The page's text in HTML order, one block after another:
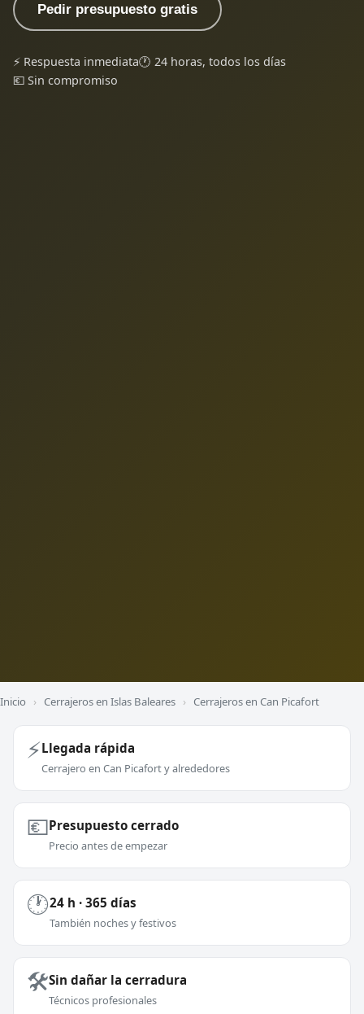
Pedir presupuesto gratis
⚡ Respuesta inmediata🕐 24 horas, todos los días
💶 Sin compromiso
Inicio › Cerrajeros en Islas Baleares › Cerrajeros en Can Picafort
⚡Llegada rápida
Cerrajero en Can Picafort y alrededores
💶Presupuesto cerrado
Precio antes de empezar
🕐24 h · 365 días
También noches y festivos
🛠️Sin dañar la cerradura
Técnicos profesionales